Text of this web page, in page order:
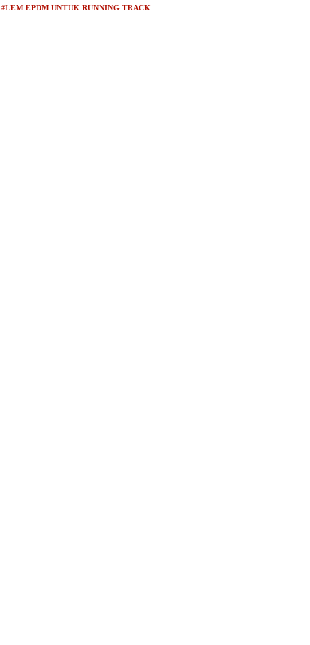
#LEM EPDM UNTUK RUNNING TRACK